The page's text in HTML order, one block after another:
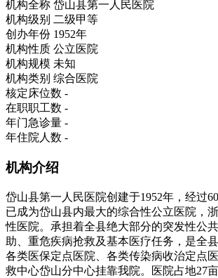
机构全称 岱山县第一人民医院
机构级别 二级甲等
创办年份 1952年
机构性质 公立医院
机构规模 未知
机构类别 综合医院
核定床位数 -
在职职工数 -
年门急诊量 -
年住院人数 -
机构介绍
岱山县第一人民医院创建于1952年，经过
已成为岱山县内最大的综合性公立医院，
性医院。承担着全县绝大部分的突发性公
助、重危疾病抢救及基本医疗任务，是全
各类医保定点医院、各类传染病收治定点
救中心岱山分中心挂靠我院。医院占地27